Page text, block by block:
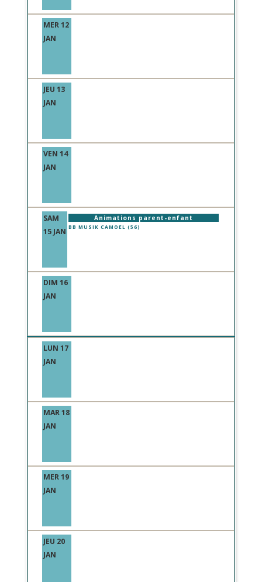
MER 12
JAN
JEU 13
JAN
VEN 14
JAN
SAM
15 JAN
Animations parent-enfant
BB MUSIK CAMOEL (56)
DIM 16
JAN
LUN 17
JAN
MAR 18
JAN
MER 19
JAN
JEU 20
JAN